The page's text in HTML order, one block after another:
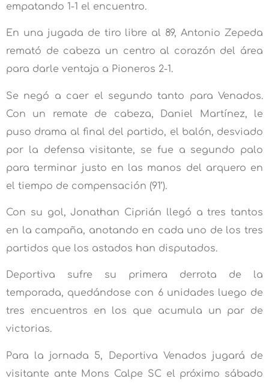
empatando 1-1 el encuentro.
En una jugada de tiro libre al 89, Antonio Zepeda
remató de cabeza un centro al corazón del área
para darle ventaja a Pioneros 2-1.
Se negó a caer el segundo tanto para Venados.
Con un remate de cabeza, Daniel Martínez, le
puso drama al final del partido, el balón, desviado
por la defensa visitante, se fue a segundo palo
para terminar justo en las manos del arquero en
el tiempo de compensación (91’).
Con su gol, Jonathan Ciprián llegó a tres tantos
en la campaña, anotando en cada uno de los tres
partidos que los astados han disputados.
Deportiva sufre su primera derrota de la
temporada, quedándose con 6 unidades luego de
tres encuentros en los que acumula un par de
victorias.
Para la jornada 5, Deportiva Venados jugará de
visitante ante Mons Calpe SC el próximo sábado